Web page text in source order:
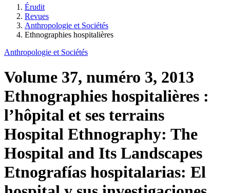
Érudit
Revues
Anthropologie et Sociétés
Ethnographies hospitalières
Anthropologie et Sociétés
Volume 37, numéro 3, 2013
Ethnographies hospitalières :
l’hôpital et ses terrains
Hospital Ethnography: The
Hospital and Its Landscapes
Etnografías hospitalarias: El